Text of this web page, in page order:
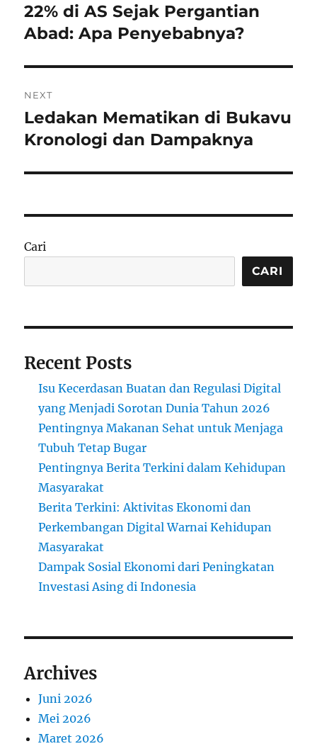
post:
22% di AS Sejak Pergantian
Abad: Apa Penyebabnya?
NEXT
Next
post:
Ledakan Mematikan di Bukavu
Kronologi dan Dampaknya
Cari
CARI
Recent Posts
Isu Kecerdasan Buatan dan Regulasi Digital
yang Menjadi Sorotan Dunia Tahun 2026
Pentingnya Makanan Sehat untuk Menjaga
Tubuh Tetap Bugar
Pentingnya Berita Terkini dalam Kehidupan
Masyarakat
Berita Terkini: Aktivitas Ekonomi dan
Perkembangan Digital Warnai Kehidupan
Masyarakat
Dampak Sosial Ekonomi dari Peningkatan
Investasi Asing di Indonesia
Archives
Juni 2026
Mei 2026
Maret 2026